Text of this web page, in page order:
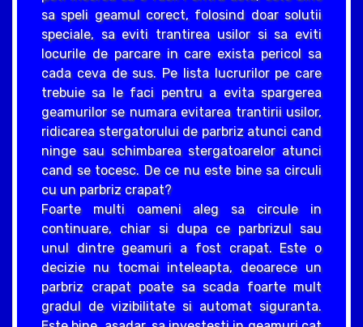
sa speli geamul corect, folosind doar solutii
speciale, sa eviti trantirea usilor si sa eviti
locurile de parcare in care exista pericol sa
cada ceva de sus. Pe lista lucrurilor pe care
trebuie sa le faci pentru a evita spargerea
geamurilor se numara evitarea trantirii usilor,
ridicarea stergatorului de parbriz atunci cand
ninge sau schimbarea stergatoarelor atunci
cand se tocesc. De ce nu este bine sa circuli
cu un parbriz crapat?
Foarte multi oameni aleg sa circule in
continuare, chiar si dupa ce parbrizul sau
unul dintre geamuri a fost crapat. Este o
decizie nu tocmai inteleapta, deoarece un
parbriz crapat poate sa scada foarte mult
gradul de vizibilitate si automat siguranta.